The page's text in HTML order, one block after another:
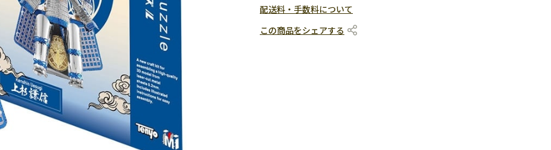
配送料・手数料について
この商品をシェアする